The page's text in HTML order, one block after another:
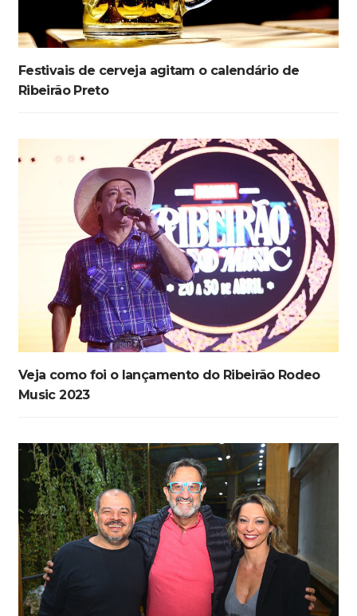
Festivais de cerveja agitam o calendário de
Ribeirão Preto
Veja como foi o lançamento do Ribeirão Rodeo
Music 2023